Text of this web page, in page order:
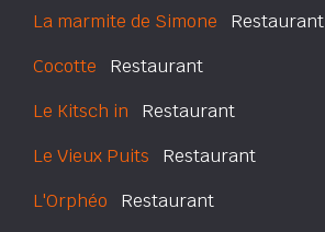
La marmite de Simone Restaurant
Cocotte Restaurant
Le Kitsch in Restaurant
Le Vieux Puits Restaurant
L'Orphéo Restaurant